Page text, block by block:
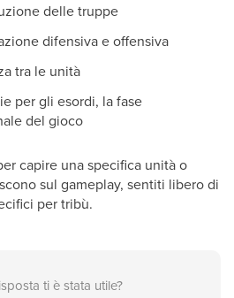
delle truppe
difensiva e offensiva
tra le unità
per gli esordi, la fase
del gioco
capire una specifica unità o
sul gameplay, sentiti libero di
per tribù.
ti è stata utile?